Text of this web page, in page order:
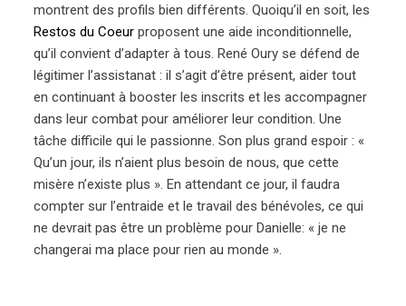
montrent des profils bien différents. Quoiqu’il en soit, les
Restos du Coeur proposent une aide inconditionnelle,
qu’il convient d’adapter à tous. René Oury se défend de
légitimer l’assistanat : il s’agit d’être présent, aider tout
en continuant à booster les inscrits et les accompagner
dans leur combat pour améliorer leur condition. Une
tâche difficile qui le passionne. Son plus grand espoir : «
Qu’un jour, ils n’aient plus besoin de nous, que cette
misère n’existe plus ». En attendant ce jour, il faudra
compter sur l’entraide et le travail des bénévoles, ce qui
ne devrait pas être un problème pour Danielle: « je ne
changerai ma place pour rien au monde ».